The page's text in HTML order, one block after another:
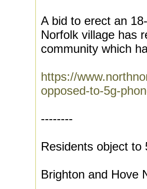
A bid to erect an
Norfolk village has
community which
https://
opposed-to-5g-
--------
Residents object
Brighton and Hove